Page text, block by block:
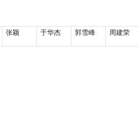
张颖 于华杰 郭雪峰 周建荣